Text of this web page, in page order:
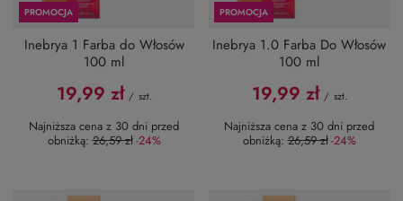
PROMOCJA
Inebrya 1 Farba do Włosów
100 ml
19,99 zł / szt.
Najniższa cena z 30 dni przed
obniżką:26,59 zł-24%
PROMOCJA
Inebrya 1.0 Farba Do Włosów
100 ml
19,99 zł / szt.
Najniższa cena z 30 dni przed
obniżką:26,59 zł-24%